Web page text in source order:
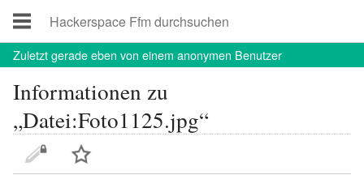
Zuletztgerade eben von einem anonymen Benutzer
Informationen zu
„Datei:Foto1125.jpg“